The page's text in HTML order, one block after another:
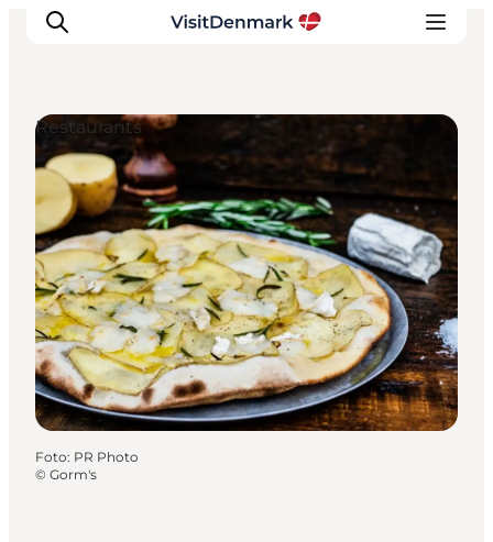
Inspiration
Regionen
Erlebnisse
Unterkünfte
Reiseplanung
Restaurants
Foto: PR Photo
© Gorm's